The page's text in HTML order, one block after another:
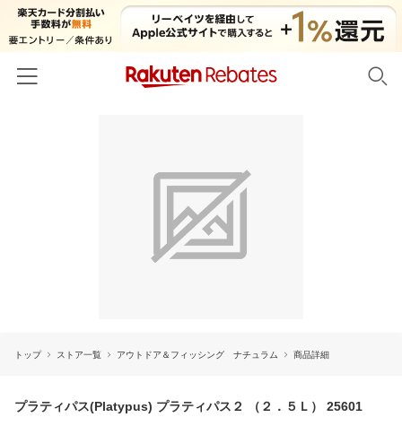
ファッション・インナー・小物
キッズ・ベビー用品
エンタメ
電子書籍特集
トップ ストア一覧 アウトドア＆フィッシング ナチュラム 商品詳細
プラティパス(Platypus) プラティパス２ （２．５Ｌ） 25601